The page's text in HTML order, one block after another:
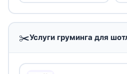
✂️Услуги груминга для